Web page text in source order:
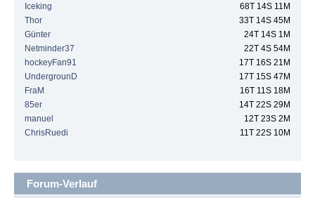
Iceking
68T 14S 11M
Thor
33T 14S 45M
Günter
24T 14S 1M
Netminder37
22T 4S 54M
hockeyFan91
17T 16S 21M
UndergrounD
17T 15S 47M
FraM
16T 11S 18M
85er
14T 22S 29M
manuel
12T 23S 2M
ChrisRuedi
11T 22S 10M
Forum-Verlauf